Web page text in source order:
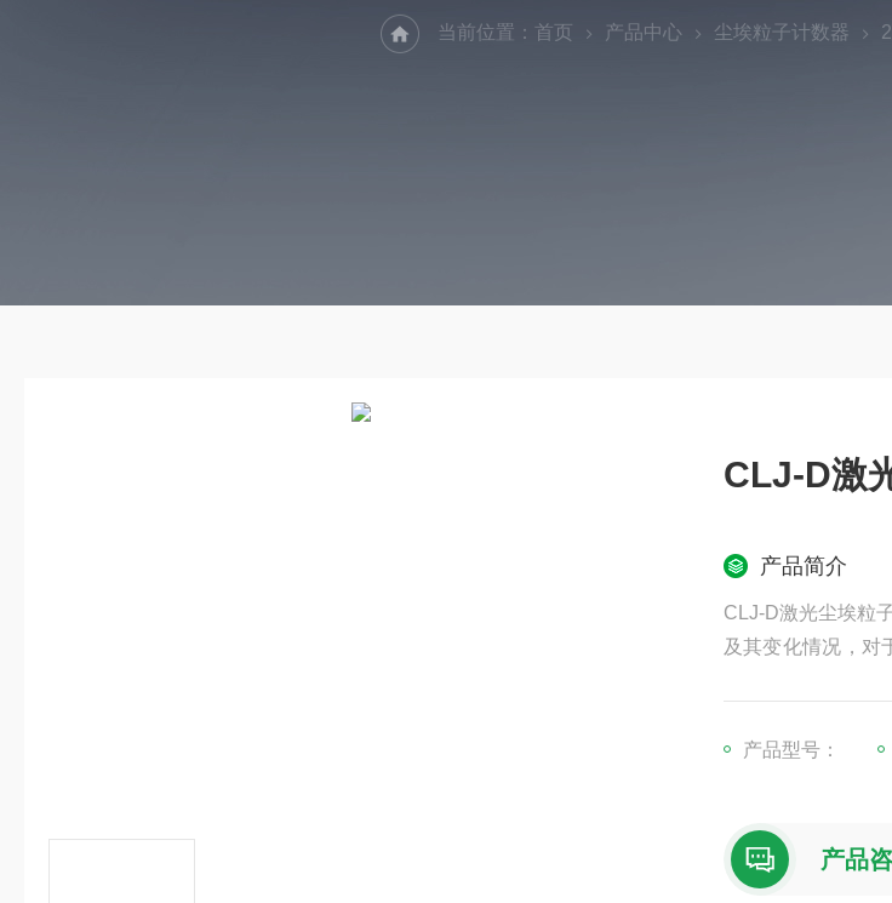
当前位置： 首页 产品中心 尘埃粒子计数器
CLJ-D激
产品简介
CLJ-D激光尘埃粒
及其变化情况，对
带和操作简单等
产品型号：
产品